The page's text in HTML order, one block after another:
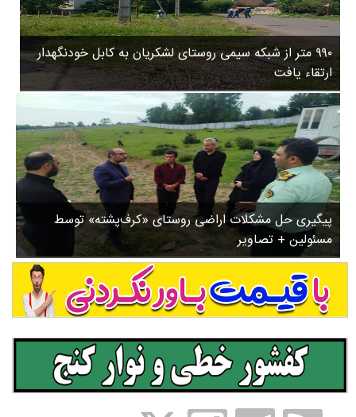
روستاها
ورزشی
سیاسی
چندرسانه ای
مسیر گردشگری دیلمان
درباره ما
۹۹۰ متر از شبکه سیمی روستای لشکریان به کابل خودنگهدار
ارتقاء یافت
پیگیری حل مشکلات اراضی روستای «کرف‌پشته» توسط
مسئولین + تصاویر
۳
۵
۸
ب
ا
ز
ن
ش
س
ت
ش
د
.